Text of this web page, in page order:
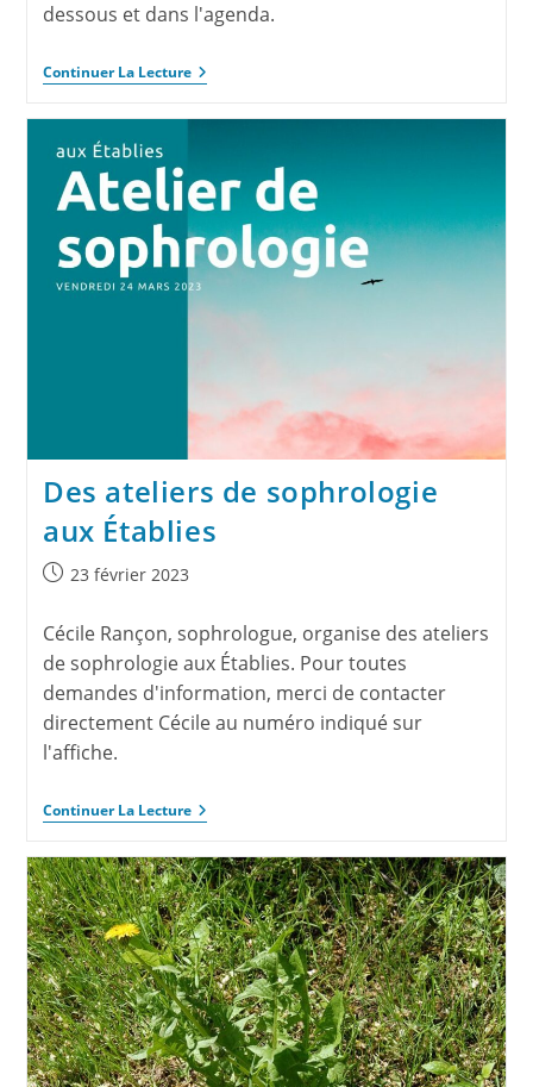
dessous et dans l'agenda.
Continuer La Lecture
Des ateliers de sophrologie
aux Établies
23 février 2023
Cécile Rançon, sophrologue, organise des ateliers
de sophrologie aux Établies. Pour toutes
demandes d'information, merci de contacter
directement Cécile au numéro indiqué sur
l'affiche.
Continuer La Lecture